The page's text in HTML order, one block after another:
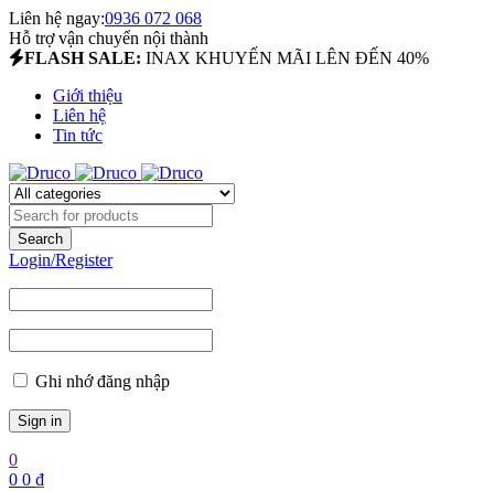
Liên hệ ngay:0936 072 068
Hỗ trợ vận chuyển nội thành
FLASH SALE: INAX KHUYẾN MÃI LÊN ĐẾN 40%
Giới thiệu
Liên hệ
Tin tức
Login/Register
Ghi nhớ đăng nhập
0
0 0 ₫